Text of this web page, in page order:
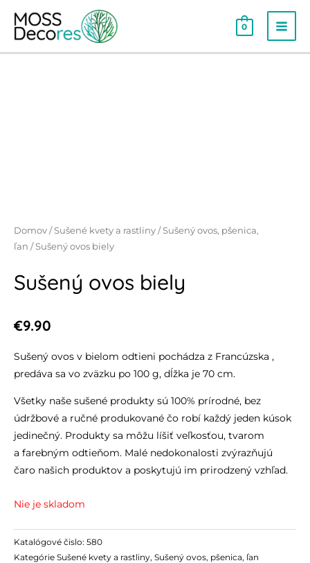
0
Domov /Sušené kvety a rastliny /Sušený ovos, pšenica,
ľan / Sušený ovos biely
Sušený ovos biely
€9.90
Sušený ovos v bielom odtieni pochádza z Francúzska ,
predáva sa vo zväzku po 100 g, dĺžka je 70 cm.
Všetky naše sušené produkty sú 100% prírodné, bez
údržbové a ručné produkované čo robí každý jeden kúsok
jedinečný. Produkty sa môžu líšiť veľkosťou, tvarom
a farebným odtieňom. Malé nedokonalosti zvýrazňujú
čaro našich produktov a poskytujú im prirodzený vzhľad.
Nie je skladom
Katalógové čislo: 580
Kategórie Sušené kvety a rastliny, Sušený ovos, pšenica, ľan